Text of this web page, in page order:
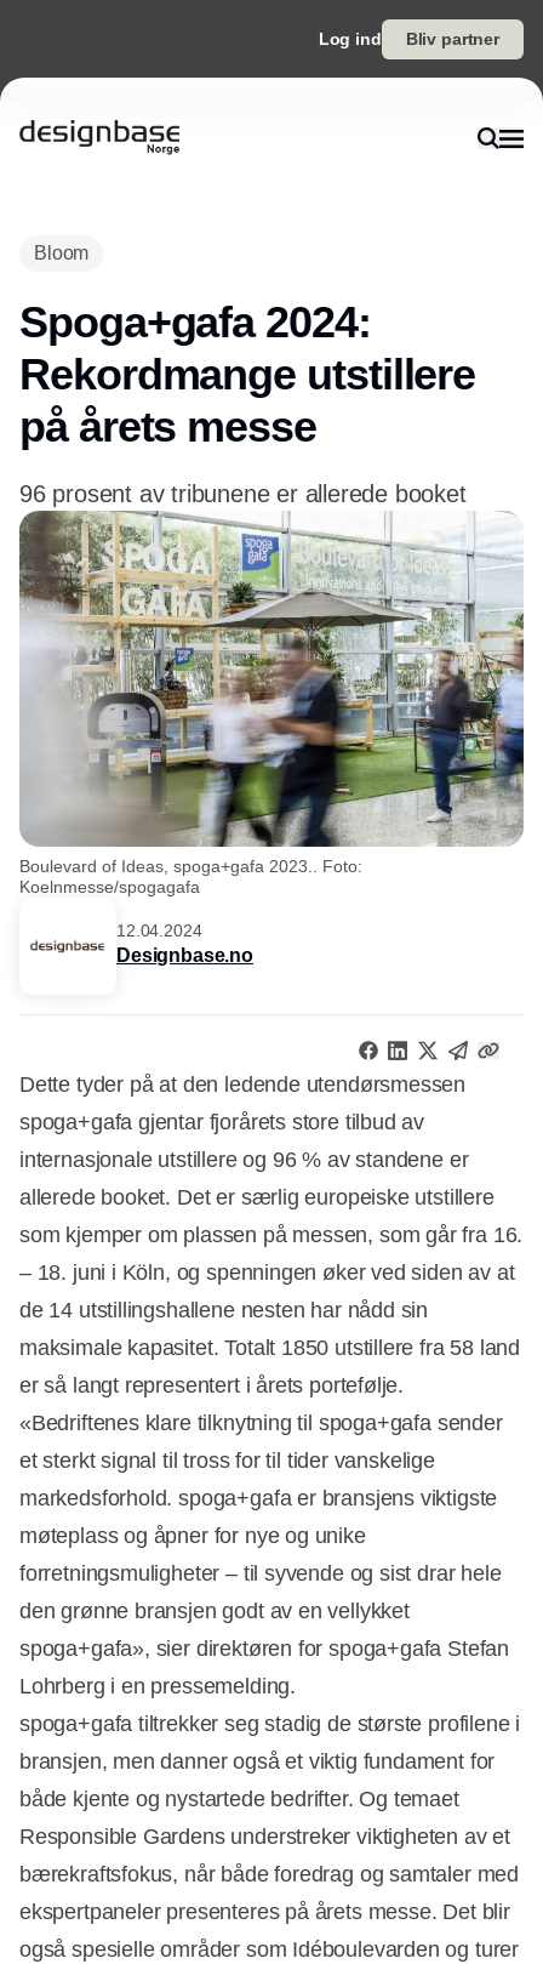
Log ind Bliv partner
Bloom
Spoga+gafa 2024:
Rekordmange utstillere
på årets messe
96 prosent av tribunene er allerede booket
Boulevard of Ideas, spoga+gafa 2023.. Foto:
Koelnmesse/spogagafa
12.04.2024
Designbase.no
Dette tyder på at den ledende utendørsmessen
spoga+gafa gjentar fjorårets store tilbud av
internasjonale utstillere og 96 % av standene er
allerede booket. Det er særlig europeiske utstillere
som kjemper om plassen på messen, som går fra 16.
– 18. juni i Köln, og spenningen øker ved siden av at
de 14 utstillingshallene nesten har nådd sin
maksimale kapasitet. Totalt 1850 utstillere fra 58 land
er så langt representert i årets portefølje.
«Bedriftenes klare tilknytning til spoga+gafa sender
et sterkt signal til tross for til tider vanskelige
markedsforhold. spoga+gafa er bransjens viktigste
møteplass og åpner for nye og unike
forretningsmuligheter – til syvende og sist drar hele
den grønne bransjen godt av en vellykket
spoga+gafa», sier direktøren for spoga+gafa Stefan
Lohrberg i en pressemelding.
spoga+gafa tiltrekker seg stadig de største profilene i
bransjen, men danner også et viktig fundament for
både kjente og nystartede bedrifter. Og temaet
Responsible Gardens understreker viktigheten av et
bærekraftsfokus, når både foredrag og samtaler med
ekspertpaneler presenteres på årets messe. Det blir
også spesielle områder som Idéboulevarden og turer